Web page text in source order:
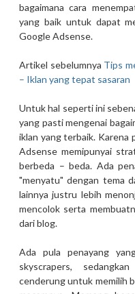
bagaimana cara
yang baik untuk dapat
Google Adsense.
Artikel sebelumnya Tips
– Iklan yang tepat sasaran
Untuk hal seperti ini
yang pasti mengenai
iklan yang terbaik. Karena
Adsense memipunyai
berbeda – beda. Ada
"menyatu" dengan tema
lainnya justru lebih
mencolok serta
dari blog.
Ada pula penayang
skyscrapers,
cenderung untuk memilih